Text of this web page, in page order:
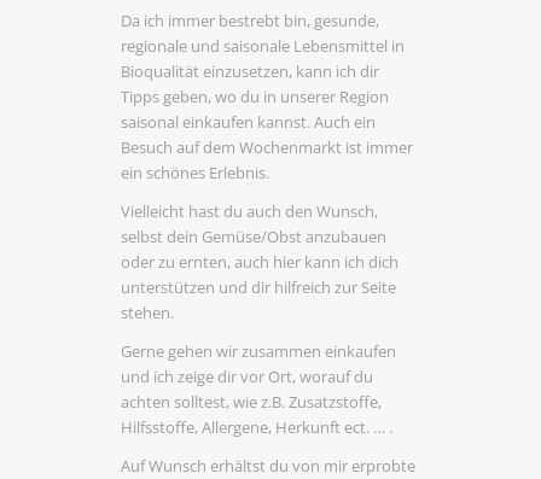
Da ich immer bestrebt bin, gesunde,
regio­nale und saiso­nale Lebens­mittel in
Bioqua­lität einzu­setzen, kann ich dir
Tipps geben, wo du in unserer Region
saisonal einkaufen kannst. Auch ein
Besuch auf dem Wochen­markt ist immer
ein schönes Erlebnis.
Viel­leicht hast du auch den Wunsch,
selbst dein Gemüse/Obst anzu­bauen
oder zu ernten, auch hier kann ich dich
unter­stützen und dir hilf­reich zur Seite
stehen.
Gerne gehen wir zusammen einkaufen
und ich zeige dir vor Ort, worauf du
achten soll­test, wie z.B. Zusatz­stoffe,
Hilfs­stoffe, Aller­gene, Herkunft ect. … .
Auf Wunsch erhältst du von mir erprobte